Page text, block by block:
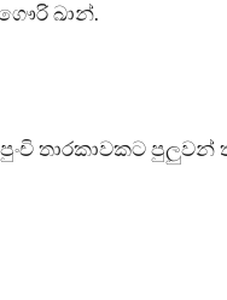
ඛාන්.
තාරකාවකට පුලුවන්